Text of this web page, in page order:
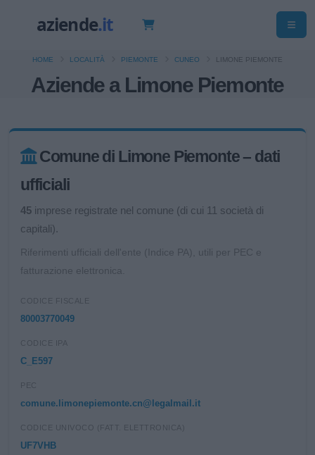
Aziende a Limone Piemonte
HOME LOCALITÀ PIEMONTE CUNEO LIMONE PIEMONTE
Comune di Limone Piemonte – dati
ufficiali
45 imprese registrate nel comune (di cui 11 società di
capitali).
Riferimenti ufficiali dell'ente (Indice PA), utili per PEC e
fatturazione elettronica.
CODICE FISCALE
80003770049
CODICE IPA
C_E597
PEC
comune.limonepiemonte.cn@legalmail.it
CODICE UNIVOCO (FATT. ELETTRONICA)
UF7VHB